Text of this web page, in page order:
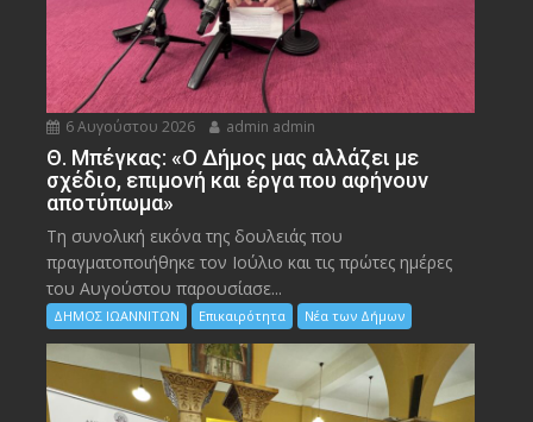
6 Αυγούστου 2026 admin admin
Θ. Μπέγκας: «Ο Δήμος μας αλλάζει με
σχέδιο, επιμονή και έργα που αφήνουν
αποτύπωμα»
Τη συνολική εικόνα της δουλειάς που
πραγματοποιήθηκε τον Ιούλιο και τις πρώτες ημέρες
του Αυγούστου παρουσίασε...
ΔΗΜΟΣ ΙΩΑΝΝΙΤΩΝ Επικαιρότητα Νέα των Δήμων